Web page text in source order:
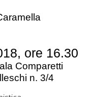
ore 16.30
Comparetti
n. 3/4